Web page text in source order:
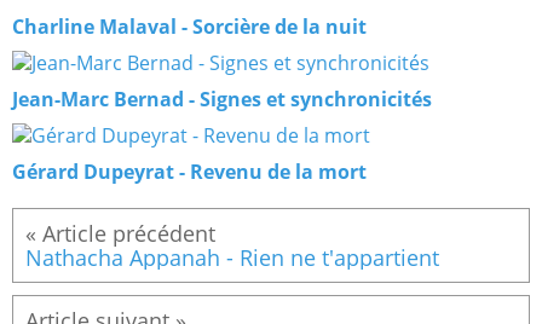
Charline Malaval - Sorcière de la nuit
Jean-Marc Bernad - Signes et synchronicités
Gérard Dupeyrat - Revenu de la mort
Nathacha Appanah - Rien ne t'appartient